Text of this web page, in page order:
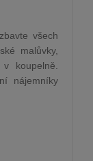
všech
malůvky,
koupelně.
nájemníky